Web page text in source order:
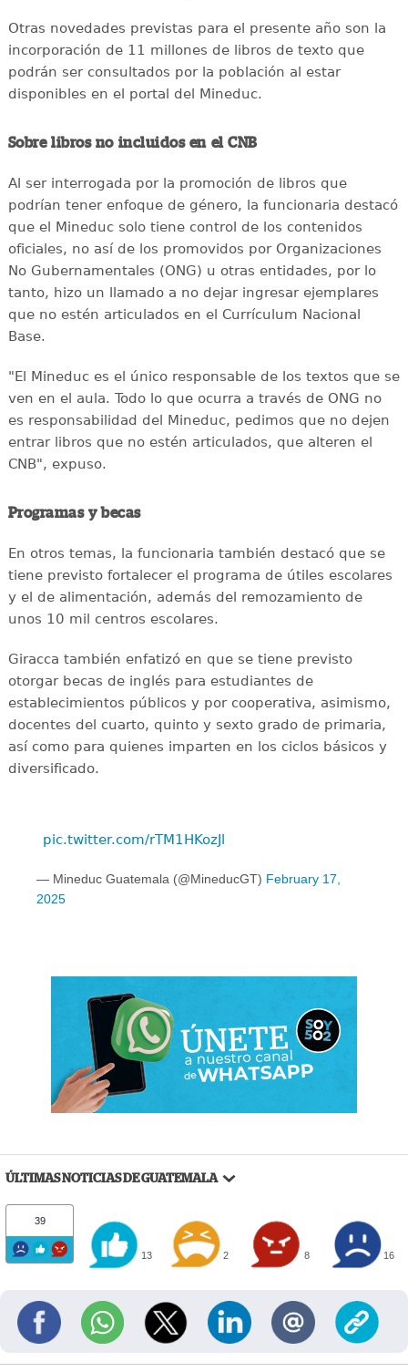
Otras novedades previstas para el presente año son la
incorporación de 11 millones de libros de texto que
podrán ser consultados por la población al estar
disponibles en el portal del Mineduc.
Sobre libros no incluidos en el CNB
Al ser interrogada por la promoción de libros que
podrían tener enfoque de género, la funcionaria destacó
que el Mineduc solo tiene control de los contenidos
oficiales, no así de los promovidos por Organizaciones
No Gubernamentales (ONG) u otras entidades, por lo
tanto, hizo un llamado a no dejar ingresar ejemplares
que no estén articulados en el Currículum Nacional
Base.
"El Mineduc es el único responsable de los textos que se
ven en el aula. Todo lo que ocurra a través de ONG no
es responsabilidad del Mineduc, pedimos que no dejen
entrar libros que no estén articulados, que alteren el
CNB", expuso.
Programas y becas
En otros temas, la funcionaria también destacó que se
tiene previsto fortalecer el programa de útiles escolares
y el de alimentación, además del remozamiento de
unos 10 mil centros escolares.
Giracca también enfatizó en que se tiene previsto
otorgar becas de inglés para estudiantes de
establecimientos públicos y por cooperativa, asimismo,
docentes del cuarto, quinto y sexto grado de primaria,
así como para quienes imparten en los ciclos básicos y
diversificado.
pic.twitter.com/rTM1HKozJl
— Mineduc Guatemala (@MineducGT) February 17,
2025
ÚLTIMAS NOTICIAS DE GUATEMALA
39
13 2 8 16